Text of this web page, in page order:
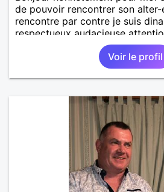
de pouvoir rencontrer son
rencontre par contre je suis
respectueux audacieuse
expressif et j' aime surtout les
partager avec humour etVoir le profil